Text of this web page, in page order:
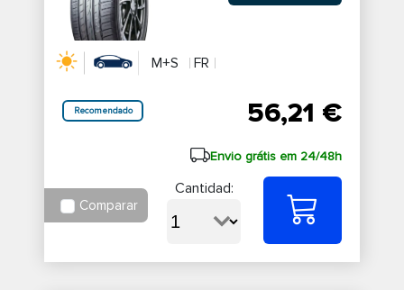
M+S FR
Recomendado 56,21 €
Envio grátis em 24/48h
Comparar
Cantidad: